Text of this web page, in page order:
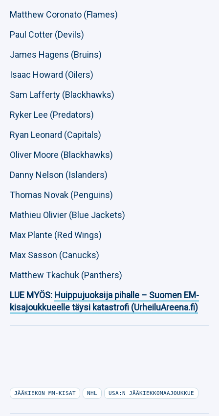
Matthew Coronato (Flames)
Paul Cotter (Devils)
James Hagens (Bruins)
Isaac Howard (Oilers)
Sam Lafferty (Blackhawks)
Ryker Lee (Predators)
Ryan Leonard (Capitals)
Oliver Moore (Blackhawks)
Danny Nelson (Islanders)
Thomas Novak (Penguins)
Mathieu Olivier (Blue Jackets)
Max Plante (Red Wings)
Max Sasson (Canucks)
Matthew Tkachuk (Panthers)
LUE MYÖS: Huippujuoksija pihalle – Suomen EM-
kisajoukkueelle täysi katastrofi (UrheiluAreena.fi)
JÄÄKIEKON MM-KISAT NHL USA:N JÄÄKIEKKOMAAJOUKKUE